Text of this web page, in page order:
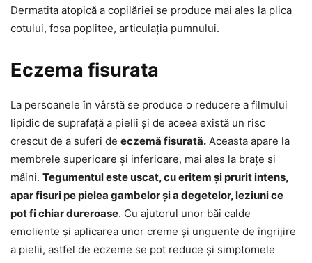
Dermatita atopică a copilăriei se produce mai ales la plica
cotului, fosa poplitee, articulația pumnului.
Eczema fisurata
La persoanele în vârstă se produce o reducere a filmului
lipidic de suprafață a pielii și de aceea există un risc
crescut de a suferi de eczemă fisurată. Aceasta apare la
membrele superioare și inferioare, mai ales la brațe și
mâini. Tegumentul este uscat, cu eritem și prurit intens,
apar fisuri pe pielea gambelor și a degetelor, leziuni ce
pot fi chiar dureroase. Cu ajutorul unor băi calde
emoliente și aplicarea unor creme și unguente de îngrijire
a pielii, astfel de eczeme se pot reduce și simptomele